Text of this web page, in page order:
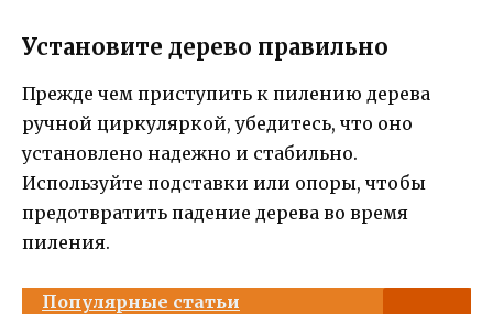
Установите дерево правильно
Прежде чем приступить к пилению дерева
ручной циркуляркой, убедитесь, что оно
установлено надежно и стабильно.
Используйте подставки или опоры, чтобы
предотвратить падение дерева во время
пиления.
Популярные статьи